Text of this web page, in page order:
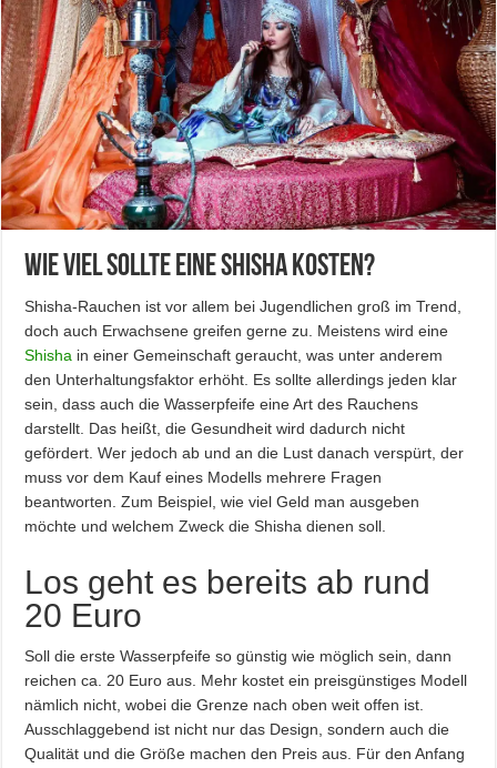
Wie viel sollte eine Shisha kosten?
Shisha-Rauchen ist vor allem bei Jugendlichen groß im Trend,
doch auch Erwachsene greifen gerne zu. Meistens wird eine
Shisha in einer Gemeinschaft geraucht, was unter anderem
den Unterhaltungsfaktor erhöht. Es sollte allerdings jeden klar
sein, dass auch die Wasserpfeife eine Art des Rauchens
darstellt. Das heißt, die Gesundheit wird dadurch nicht
gefördert. Wer jedoch ab und an die Lust danach verspürt, der
muss vor dem Kauf eines Modells mehrere Fragen
beantworten. Zum Beispiel, wie viel Geld man ausgeben
möchte und welchem Zweck die Shisha dienen soll.
Los geht es bereits ab rund
20 Euro
Soll die erste Wasserpfeife so günstig wie möglich sein, dann
reichen ca. 20 Euro aus. Mehr kostet ein preisgünstiges Modell
nämlich nicht, wobei die Grenze nach oben weit offen ist.
Ausschlaggebend ist nicht nur das Design, sondern auch die
Qualität und die Größe machen den Preis aus. Für den Anfang